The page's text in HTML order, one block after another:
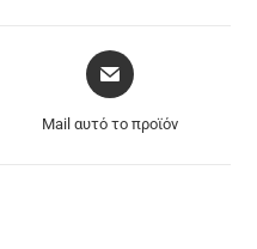
Mail αυτό το προϊόν